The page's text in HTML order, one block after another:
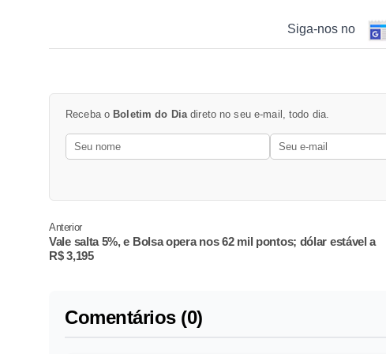
Siga-nos no
Receba o Boletim do Diadireto no seu e-mail, todo dia.
Anterior
Vale salta 5%, e Bolsa opera nos 62 mil pontos; dólar estável a
R$ 3,195
Comentários (0)